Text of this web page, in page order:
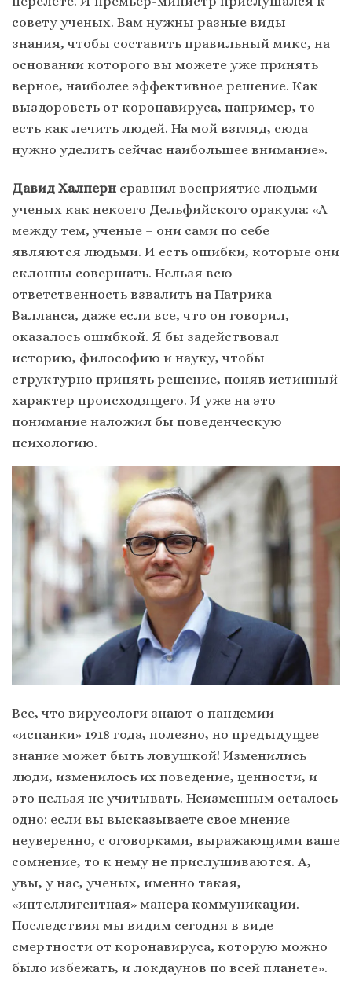
совету ученых. Вам нужны разные виды
знания, чтобы составить правильный микс, на
основании которого вы можете уже принять
верное, наиболее эффективное решение. Как
выздороветь от коронавируса, например, то
есть как лечить людей. На мой взгляд, сюда
нужно уделить сейчас наибольшее внимание».
Давид Халперн сравнил восприятие людьми
ученых как некоего Дельфийского оракула: «А
между тем, ученые – они сами по себе
являются людьми. И есть ошибки, которые они
склонны совершать. Нельзя всю
ответственность взвалить на Патрика
Валланса, даже если все, что он говорил,
оказалось ошибкой. Я бы задействовал
историю, философию и науку, чтобы
структурно принять решение, поняв истинный
характер происходящего. И уже на это
понимание наложил бы поведенческую
психологию.
Все, что вирусологи знают о пандемии
«испанки» 1918 года, полезно, но предыдущее
знание может быть ловушкой! Изменились
люди, изменилось их поведение, ценности, и
это нельзя не учитывать. Неизменным осталось
одно: если вы высказываете свое мнение
неуверенно, с оговорками, выражающими ваше
сомнение, то к нему не прислушиваются. А,
увы, у нас, ученых, именно такая,
«интеллигентная» манера коммуникации.
Последствия мы видим сегодня в виде
смертности от коронавируса, которую можно
было избежать, и локдаунов по всей планете».